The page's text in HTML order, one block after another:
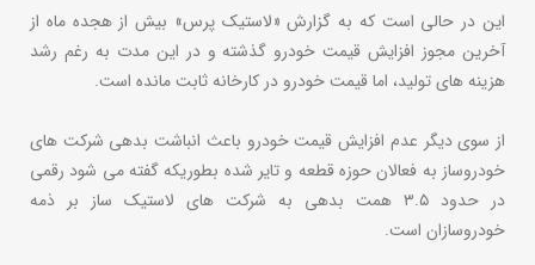
این در حالی است که به گزارش «لاستیک پرس» بیش از هجده ماه از
آخرین مجوز افزایش قیمت خودرو گذشته و در این مدت به رغم رشد
هزینه های تولید، اما قیمت خودرو در کارخانه ثابت مانده است.
از سوی دیگر عدم افزایش قیمت خودرو باعث انباشت بدهی شرکت های
خودروساز به فعالان حوزه قطعه و تایر شده بطوریکه گفته می شود رقمی
در حدود ۳.۵ همت بدهی به شرکت های لاستیک ساز بر ذمه
خودروسازان است.